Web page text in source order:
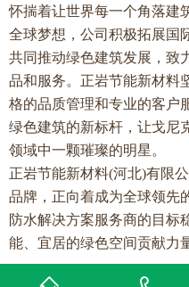
怀揣着让世界每一个角落建
全球梦想，公司积极拓展国
共同推动绿色建筑发展，致
品和服务。正岩节能新材料
格的品质管理和专业的客户
绿色建筑的新标杆，让戈尼
领域中一颗璀璨的明星。
正岩节能新材料(河北)有限
品牌，正向着成为全球领先
防水解决方案服务商的目标
能、宜居的绿色空间贡献力